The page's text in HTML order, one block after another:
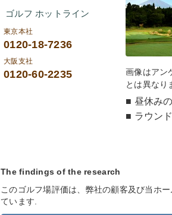
ゴルフ ホットライン
東京本社
0120-18-7236
大阪支社
0120-60-2235
画像はアン
とは異なり
■ 昼休み
■ ラウン
The findings of the research
このゴルフ場評価は、弊社の顧客及び当ホ
ています.